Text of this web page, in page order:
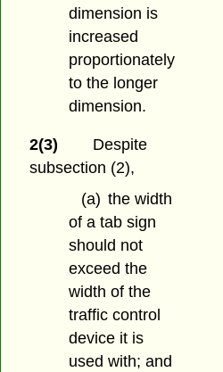
dimension is
increased
proportionately
to the longer
dimension.
2(3)
Despite
subsection (2),
(a) the width
of a tab sign
should not
exceed the
width of the
traffic control
device it is
used with; and